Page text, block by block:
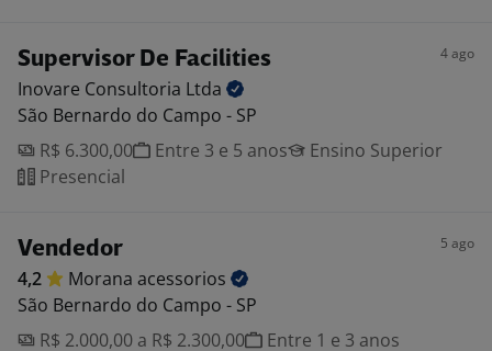
Supervisor De Facilities 4 ago
Inovare Consultoria Ltda
São Bernardo do Campo - SP
R$ 6.300,00
Entre 3 e 5 anos
Ensino Superior
Presencial
Vendedor 5 ago
4,2 Morana acessorios
São Bernardo do Campo - SP
R$ 2.000,00 a R$ 2.300,00
Entre 1 e 3 anos